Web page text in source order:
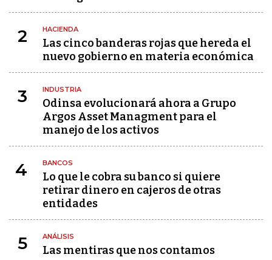
2 HACIENDA
Las cinco banderas rojas que hereda el
nuevo gobierno en materia económica
3 INDUSTRIA
Odinsa evolucionará ahora a Grupo
Argos Asset Managment para el
manejo de los activos
4 BANCOS
Lo que le cobra su banco si quiere
retirar dinero en cajeros de otras
entidades
5 ANÁLISIS
Las mentiras que nos contamos